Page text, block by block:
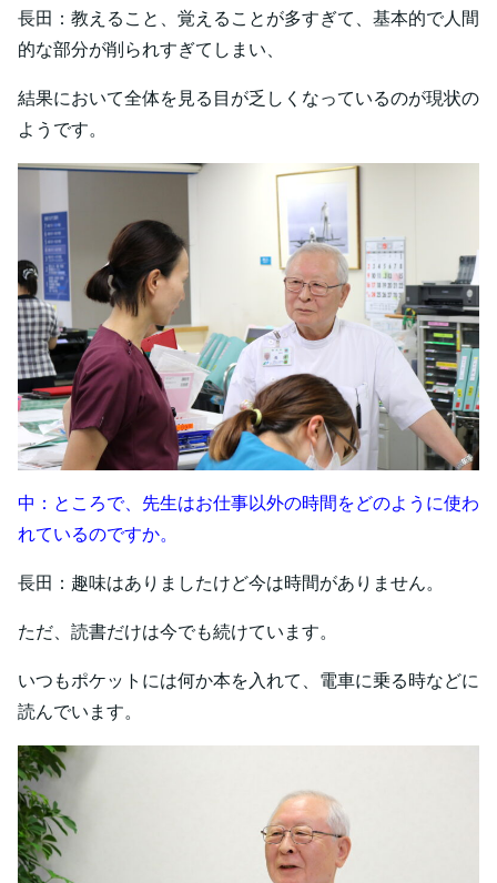
長田：教えること、覚えることが多すぎて、基本的で人間
的な部分が削られすぎてしまい、
結果において全体を見る目が乏しくなっているのが現状の
ようです。
中：ところで、先生はお仕事以外の時間をどのように使わ
れているのですか。
長田：趣味はありましたけど今は時間がありません。
ただ、読書だけは今でも続けています。
いつもポケットには何か本を入れて、電車に乗る時などに
読んでいます。